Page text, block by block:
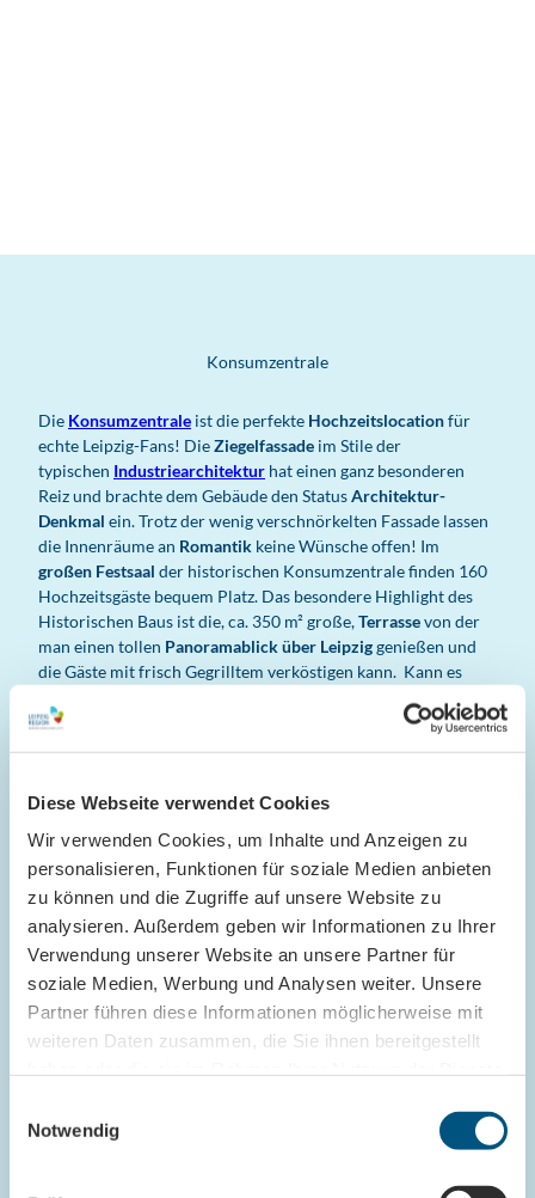
Diese Webseite verwendet Cookies
Wir verwenden Cookies, um Inhalte und Anzeigen zu
personalisieren, Funktionen für soziale Medien anbieten
zu können und die Zugriffe auf unsere Website zu
analysieren. Außerdem geben wir Informationen zu Ihrer
Verwendung unserer Website an unsere Partner für
soziale Medien, Werbung und Analysen weiter. Unsere
Partner führen diese Informationen möglicherweise mit
weiteren Daten zusammen, die Sie ihnen bereitgestellt
Notwendig
Konsumzentrale
Die Konsumzentrale ist die perfekte Hochzeitslocationfür
echte Leipzig-Fans! DieZiegelfassade im Stile der
typischen Industriearchitektur hat einen ganz besonderen
Reiz und brachte dem Gebäude den StatusArchitektur-
Denkmal ein. Trotz der wenig verschnörkelten Fassade lassen
die Innenräume an Romantik keine Wünsche offen! Im
großen Festsaal der historischen Konsumzentrale finden 160
Hochzeitsgäste bequem Platz. Das besondere Highlight des
Historischen Baus ist die, ca. 350 m² große,Terrassevon der
man einen tollen Panoramablick über Leipziggenießen und
die Gäste mit frisch Gegrilltem verköstigen kann. Kann es
Skyline von Leipzig